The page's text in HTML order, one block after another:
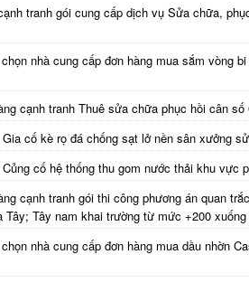
tranh gói cung cấp dịch vụ Sửa chữa,
nhà cung cấp đơn hàng mua sắm vòng
cạnh tranh Thuê sửa chữa phục hồi cân
cố kè rọ đá chống sạt lở nền sân xưởng
cố hệ thống thu gom nước thải khu vực
cạnh tranh gói thi công phương án quan
Tây nam khai trường từ mức +200
nhà cung cấp đơn hàng mua dầu nhờn